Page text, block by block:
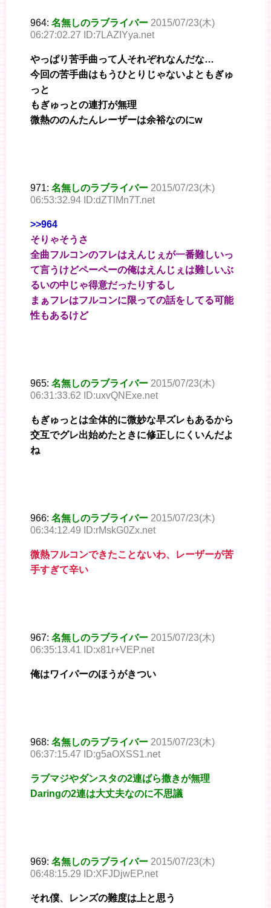
964: 名無しのラブライバー 2015/07/23(木)
06:27:02.27 ID:7LAZIYya.net
やっぱり苦手曲って人それぞれなんだな…
今回の苦手曲はもうひとりじゃないよともぎゅ
っと
もぎゅっとの連打が無理
微熱ののんたんレーザーは余裕なのにw
971: 名無しのラブライバー 2015/07/23(木)
06:53:32.94 ID:dZTlMn7T.net
>>964
そりゃそうさ
全曲フルコンのフレはえんじぇが一番難しいっ
て言うけどペーペーの俺はえんじぇは難しいぶ
るいの中じゃ得意だったりするし
まぁフレはフルコンに限っての話をしてる可能
性もあるけど
965: 名無しのラブライバー 2015/07/23(木)
06:31:33.62 ID:uxvQNExe.net
もぎゅっとは全体的に微妙な早ズレもあるから
交互でグレ出始めたときに修正しにくいんだよ
ね
966: 名無しのラブライバー 2015/07/23(木)
06:34:12.49 ID:rMskG0Zx.net
微熱フルコンできたことないわ、レーザーが苦
手すぎて辛い
967: 名無しのラブライバー 2015/07/23(木)
06:35:13.41 ID:x81r+VEP.net
俺はワイパーのほうがきつい
968: 名無しのラブライバー 2015/07/23(木)
06:37:15.47 ID:g5aOXSS1.net
ラブマジやダンスタの2連ばら撒きが無理
Daringの2連は大丈夫なのに不思議
969: 名無しのラブライバー 2015/07/23(木)
06:48:15.29 ID:XFJDjwEP.net
それ僕、レンズの難度は上と思う